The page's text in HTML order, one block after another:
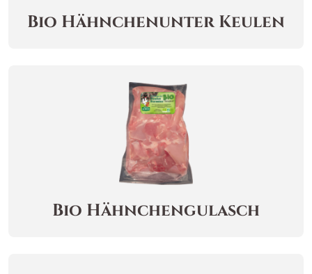
Bio HähnchenunterKeulen
Bio Hähnchengulasch